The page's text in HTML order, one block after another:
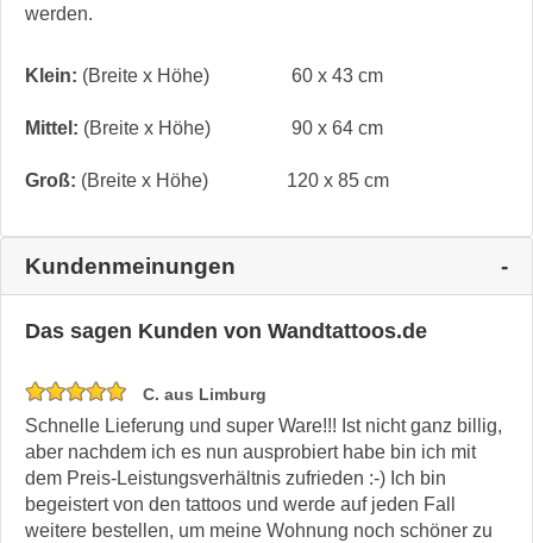
werden.
Klein: (Breite x Höhe) 60 x 43 cm
Mittel: (Breite x Höhe) 90 x 64 cm
Groß: (Breite x Höhe) 120 x 85 cm
Kundenmeinungen
Das sagen Kunden von Wandtattoos.de
C. aus Limburg
Schnelle Lieferung und super Ware!!! Ist nicht ganz billig,
aber nachdem ich es nun ausprobiert habe bin ich mit
dem Preis-Leistungsverhältnis zufrieden :-) Ich bin
begeistert von den tattoos und werde auf jeden Fall
weitere bestellen, um meine Wohnung noch schöner zu